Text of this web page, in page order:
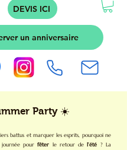
DEVIS ICI
un anniversaire
Party ☀️
battus et marquer les esprits, pourquoi ne
journée pourfêter le retour de l’été ? La